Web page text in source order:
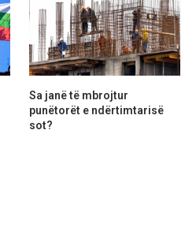
Sa janë të mbrojtur
punëtorët e ndërtimtarisë
sot?